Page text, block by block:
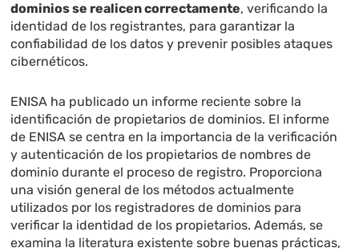
dominios se realicen correctamente, verificando la
identidad de los registrantes, para garantizar la
confiabilidad de los datos y prevenir posibles ataques
cibernéticos.
ENISA ha publicado un informe reciente sobre la
identificación de propietarios de dominios. El informe
de ENISA se centra en la importancia de la verificación
y autenticación de los propietarios de nombres de
dominio durante el proceso de registro. Proporciona
una visión general de los métodos actualmente
utilizados por los registradores de dominios para
verificar la identidad de los propietarios. Además, se
examina la literatura existente sobre buenas prácticas,